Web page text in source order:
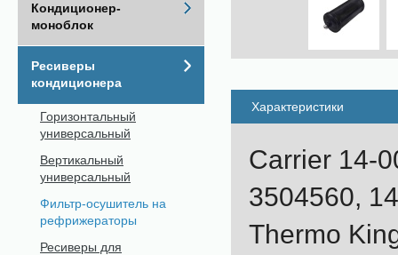
Характеристики
Carrier 14-
3504560,
Thermo
Кондиционер-
моноблок
Ресиверы
кондиционера
Горизонтальный
универсальный
Вертикальный
универсальный
Фильтр-осушитель на
рефрижераторы
Ресиверы для